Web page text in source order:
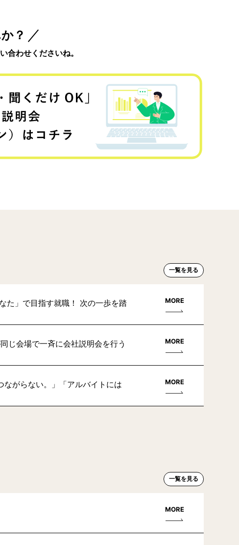
？
合わせくださいね。
一覧を見る
た」で目指す就職！ 次の一歩を踏
MORE
じ会場で一斉に会社説明会を行う
MORE
ながらない。」「アルバイトには
MORE
一覧を見る
MORE